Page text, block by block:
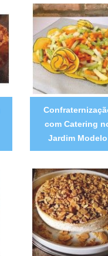
com Catering
Jardim Modelo